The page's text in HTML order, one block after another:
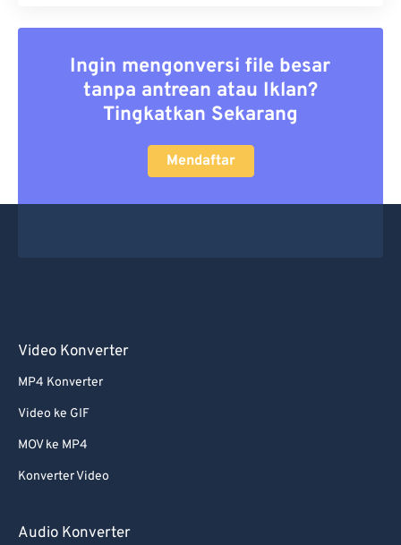
Ingin mengonversi file besar
tanpa antrean atau Iklan?
Tingkatkan Sekarang
Mendaftar
Video Konverter
MP4 Konverter
Video ke GIF
MOV ke MP4
Konverter Video
Audio Konverter